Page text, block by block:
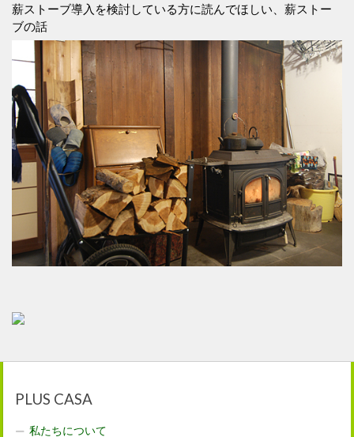
薪ストーブ導入を検討している方に読んでほしい、薪ストー
ブの話
PLUS CASA
私たちについて